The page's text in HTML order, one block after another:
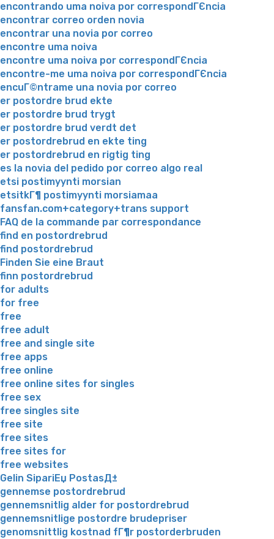
encontrando uma noiva por correspondГЄncia
encontrar correo orden novia
encontrar una novia por correo
encontre uma noiva
encontre uma noiva por correspondГЄncia
encontre-me uma noiva por correspondГЄncia
encuГ©ntrame una novia por correo
er postordre brud ekte
er postordre brud trygt
er postordre brud verdt det
er postordrebrud en ekte ting
er postordrebrud en rigtig ting
es la novia del pedido por correo algo real
etsi postimyynti morsian
etsitkГ¶ postimyynti morsiamaa
fansfan.com+category+trans support
FAQ de la commande par correspondance
find en postordrebrud
find postordrebrud
Finden Sie eine Braut
finn postordrebrud
for adults
for free
free
free adult
free and single site
free apps
free online
free online sites for singles
free sex
free singles site
free site
free sites
free sites for
free websites
Gelin SipariЕџ PostasД±
gennemse postordrebrud
gennemsnitlig alder for postordrebrud
gennemsnitlige postordre brudepriser
genomsnittlig kostnad fГ¶r postorderbruden